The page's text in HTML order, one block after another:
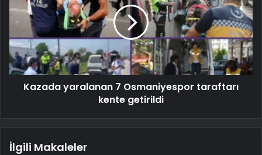
Kazada yaralanan 7 Osmaniyespor taraftarı
kente getirildi
İlgili Makaleler